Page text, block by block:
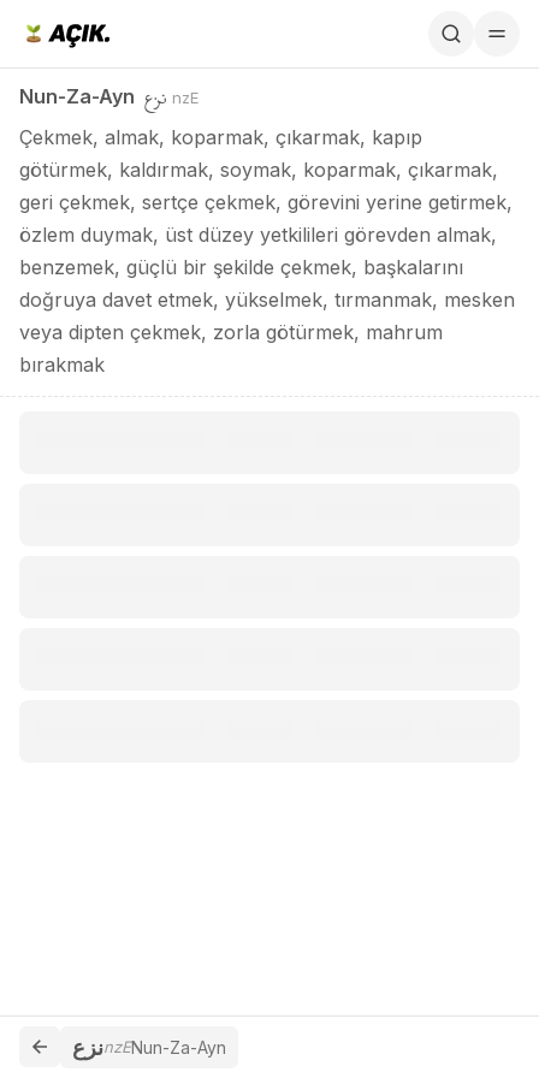
Nun-Za-Ayn نزع nzE
Çekmek, almak, koparmak, çıkarmak, kapıp
götürmek, kaldırmak, soymak, koparmak, çıkarmak,
geri çekmek, sertçe çekmek, görevini yerine getirmek,
özlem duymak, üst düzey yetkilileri görevden almak,
benzemek, güçlü bir şekilde çekmek, başkalarını
doğruya davet etmek, yükselmek, tırmanmak, mesken
veya dipten çekmek, zorla götürmek, mahrum
bırakmak
نزعnzENun-Za-Ayn